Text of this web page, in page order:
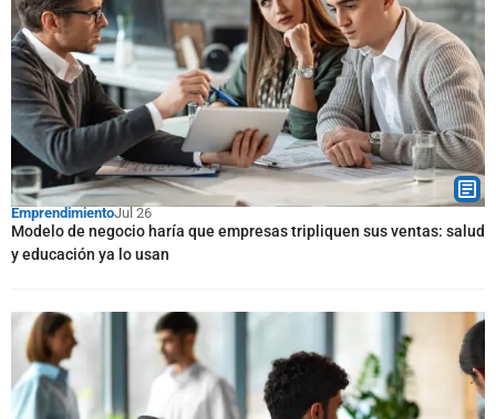
EmprendimientoJul 26
Modelo de negocio haría que empresas tripliquen sus ventas: salud
y educación ya lo usan